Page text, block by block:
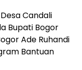
Candali
Bupati Bogor
Ade Ruhandi
Bantuan